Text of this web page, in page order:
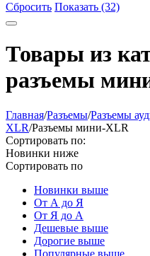
Сбросить Показать (32)
Товары из
разъeмы
Главная/Разъeмы/Разъeмы
XLR/Разъeмы мини-XLR
Сортировать по:
Новинки ниже
Сортировать по
Новинки выше
От А до Я
От Я до А
Дешевые выше
Дорогие выше
Популярные выше